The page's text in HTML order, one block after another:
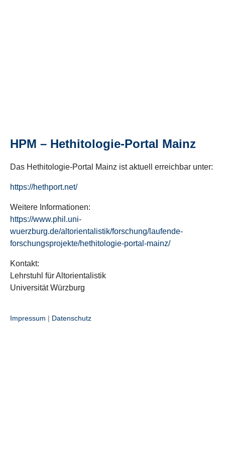
HPM – Hethitologie-Portal Mainz
Das Hethitologie-Portal Mainz ist aktuell erreichbar unter:
https://hethport.net/
Weitere Informationen:
https://www.phil.uni-
wuerzburg.de/altorientalistik/forschung/laufende-
forschungsprojekte/hethitologie-portal-mainz/
Kontakt:
Lehrstuhl für Altorientalistik
Universität Würzburg
Impressum | Datenschutz